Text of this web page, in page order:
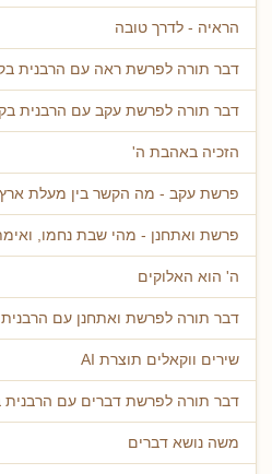
הראיה - לדרך טובה
דבר תורה לפרשת ראה עם הרבנית
דבר תורה לפרשת עקב עם הרבנית
הזכיה באהבת ה'
פרשת עקב - מה הקשר בין מעלת ארץ
פרשת ואתחנן - מהי שבת נחמו,
ה' הוא האלוקים
דבר תורה לפרשת ואתחנן עם הרבנית
שירים ווקאלים תוצרת AI
דבר תורה לפרשת דברים עם הרבנית
משה נושא דברים